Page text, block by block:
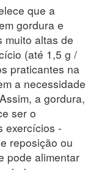
que a
gordura e
muito altas de
(até 1,5 g /
praticantes na
a necessidade
a gordura,
ser o
exercícios -
reposição ou
pode alimentar